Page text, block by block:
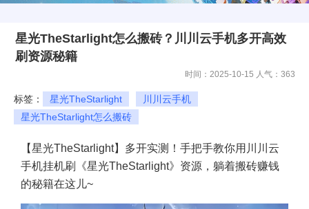
星光TheStarlight怎么搬砖？川川云手机多开高效
刷资源秘籍
时间：2025-10-15 人气： 363
标签： 星光TheStarlight
川川云手机
星光TheStarlight怎么搬砖
【星光TheStarlight】多开实测！手把手教你用川川云
手机挂机刷《星光TheStarlight》资源，躺着搬砖赚钱
的秘籍在这儿~